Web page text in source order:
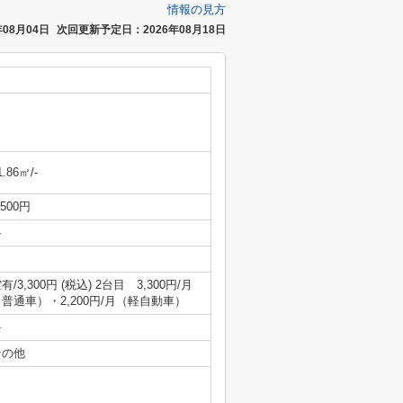
情報の見方
月04日 次回更新予定日：2026年08月18日
㎡/-
円
有/3,300円 (税込) 2台目 3,300円/月
通車）・2,200円/月（軽自動車）
他